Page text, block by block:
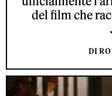
del film che
DI